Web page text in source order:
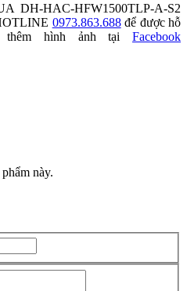
DH-HAC-HFW1500TLP-A-S2
0973.863.688để được hỗ
thêm hình ảnh tại Facebook
này.